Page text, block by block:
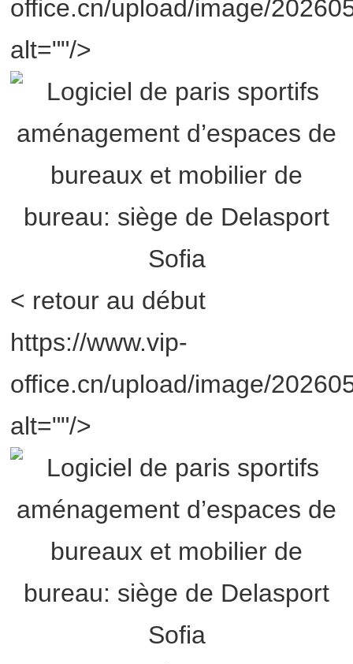
office.cn/upload/image/
alt=""/>
< retour au début
https://www.vip-
office.cn/upload/image/
alt=""/>